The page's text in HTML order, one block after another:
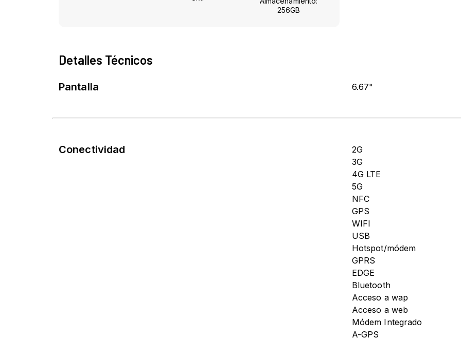
256GB
Detalles Técnicos
Pantalla 6.67"
Conectividad
2G
3G
4G LTE
5G
NFC
GPS
WIFI
USB
Hotspot/módem
GPRS
EDGE
Bluetooth
Acceso a wap
Acceso a web
Módem Integrado
A-GPS